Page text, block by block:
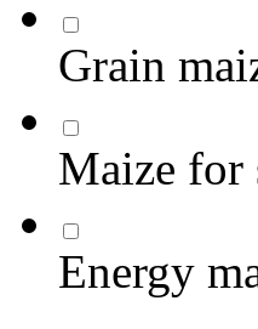
Grain
Maize for
Energy